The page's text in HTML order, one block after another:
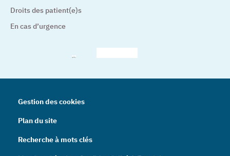
Droits des patient(e)s
En cas d’urgence
Gestion des cookies
Plan du site
Recherche à mots clés